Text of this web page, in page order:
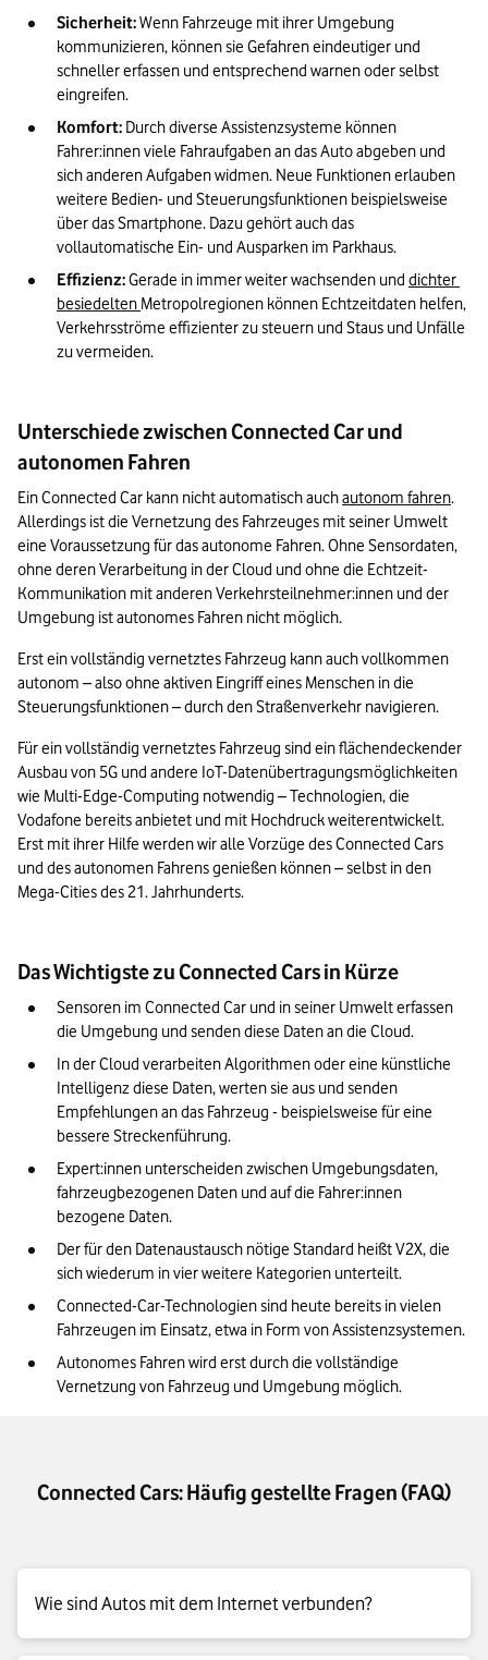
Sicherheit: Wenn Fahrzeuge mit ihrer Umgebung
kommunizieren, können sie Gefahren eindeutiger und
schneller erfassen und entsprechend warnen oder selbst
eingreifen.
Komfort: Durch diverse Assistenzsysteme können
Fahrer:innen viele Fahraufgaben an das Auto abgeben und
sich anderen Aufgaben widmen. Neue Funktionen erlauben
weitere Bedien- und Steuerungsfunktionen beispielsweise
über das Smartphone. Dazu gehört auch das
vollautomatische Ein- und Ausparken im Parkhaus.
Effizienz: Gerade in immer weiter wachsenden und dichter
besiedelten Metropolregionen können Echtzeitdaten helfen,
Verkehrsströme effizienter zu steuern und Staus und Unfälle
zu vermeiden.
Unterschiede zwischen Connected Car und
autonomen Fahren
Ein Connected Car kann nicht automatisch auch autonom fahren.
Allerdings ist die Vernetzung des Fahrzeuges mit seiner Umwelt
eine Voraussetzung für das autonome Fahren. Ohne Sensordaten,
ohne deren Verarbeitung in der Cloud und ohne die Echtzeit-
Kommunikation mit anderen Verkehrsteilnehmer:innen und der
Umgebung ist autonomes Fahren nicht möglich.
Erst ein vollständig vernetztes Fahrzeug kann auch vollkommen
autonom – also ohne aktiven Eingriff eines Menschen in die
Steuerungsfunktionen – durch den Straßenverkehr navigieren.
Für ein vollständig vernetztes Fahrzeug sind ein flächendeckender
Ausbau von 5G und andere IoT-Datenübertragungsmöglichkeiten
wie Multi-Edge-Computing notwendig – Technologien, die
Vodafone bereits anbietet und mit Hochdruck weiterentwickelt.
Erst mit ihrer Hilfe werden wir alle Vorzüge des Connected Cars
und des autonomen Fahrens genießen können – selbst in den
Mega-Cities des 21. Jahrhunderts.
Das Wichtigste zu Connected Cars in Kürze
Sensoren im Connected Car und in seiner Umwelt erfassen
die Umgebung und senden diese Daten an die Cloud.
In der Cloud verarbeiten Algorithmen oder eine künstliche
Intelligenz diese Daten, werten sie aus und senden
Empfehlungen an das Fahrzeug - beispielsweise für eine
bessere Streckenführung.
Expert:innen unterscheiden zwischen Umgebungsdaten,
fahrzeugbezogenen Daten und auf die Fahrer:innen
bezogene Daten.
Der für den Datenaustausch nötige Standard heißt V2X, die
sich wiederum in vier weitere Kategorien unterteilt.
Connected-Car-Technologien sind heute bereits in vielen
Fahrzeugen im Einsatz, etwa in Form von Assistenzsystemen.
Autonomes Fahren wird erst durch die vollständige
Vernetzung von Fahrzeug und Umgebung möglich.
Connected Cars: Häufig gestellte Fragen (FAQ)
Wie sind Autos mit dem Internet verbunden?